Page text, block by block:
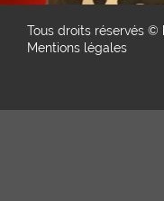
Tous droits réservés ©
Mentions légales